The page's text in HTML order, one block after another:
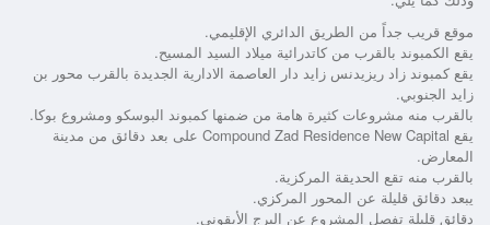
موقع قريب جداً من الطريق الدائري الإقليمي.
يقع الكمبوند بالقرب من كاتدرائية ميلاد السيد المسيح.
يقع كمبوند زاد ريزيدنس زايد دار العاصمة الادارية الجديدة بالقرب محور بن
زايد الجنوبي.
بالقرب منه مشروعات كثيرة هامة من ضمنها كمبوند البوسكو ومشروع بوكا.
يقع Compound Zad Residence New Capital على بعد دقائق من مدينة
المعارض.
بالقرب منه تقع الحديقة المركزية.
يبعد دقائق قليلة عن المحور المركزي.
دقائق قليلة تفصل المشروع عن البرج الأيقوني.